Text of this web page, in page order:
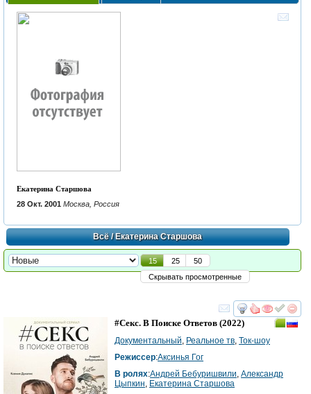
Екатерина Старшова
28 Окт. 2001 Москва, Россия
Всё/ Екатерина Старшова
15 25
50
Скрывать просмотренные
смотреть
#Секс. В Поиске Ответов (2022)
Документальный Реальное тв Ток-шоу
Режиссер:Аксинья Гог
В ролях:Андрей Бебуришвили Александр
Цыпкин Екатерина Старшова